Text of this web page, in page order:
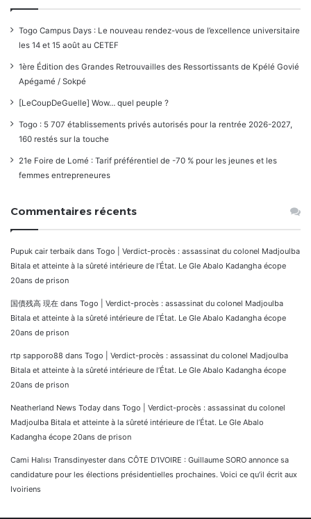
Togo Campus Days : Le nouveau rendez-vous de l’excellence universitaire
les 14 et 15 août au CETEF
1ère Édition des Grandes Retrouvailles des Ressortissants de Kpélé Govié
Apégamé / Sokpé
[LeCoupDeGuelle] Wow… quel peuple ?
Togo : 5 707 établissements privés autorisés pour la rentrée 2026-2027,
160 restés sur la touche
21e Foire de Lomé : Tarif préférentiel de -70 % pour les jeunes et les
femmes entrepreneures
Commentaires récents
Pupuk cair terbaik dans Togo | Verdict-procès : assassinat du colonel Madjoulba
Bitala et atteinte à la sûreté intérieure de l’État. Le Gle Abalo Kadangha écope
20ans de prison
国債残高 現在 dans Togo | Verdict-procès : assassinat du colonel Madjoulba
Bitala et atteinte à la sûreté intérieure de l’État. Le Gle Abalo Kadangha écope
20ans de prison
rtp sapporo88 dans Togo | Verdict-procès : assassinat du colonel Madjoulba
Bitala et atteinte à la sûreté intérieure de l’État. Le Gle Abalo Kadangha écope
20ans de prison
Neatherland News Today dans Togo | Verdict-procès : assassinat du colonel
Madjoulba Bitala et atteinte à la sûreté intérieure de l’État. Le Gle Abalo
Kadangha écope 20ans de prison
Cami Halısı Transdinyester dans CÔTE D’IVOIRE : Guillaume SORO annonce sa
candidature pour les élections présidentielles prochaines. Voici ce qu’il écrit aux
Ivoiriens